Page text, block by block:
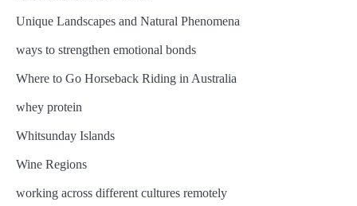
Unique Landscapes and Natural Phenomena
ways to strengthen emotional bonds
Where to Go Horseback Riding in Australia
whey protein
Whitsunday Islands
Wine Regions
working across different cultures remotely